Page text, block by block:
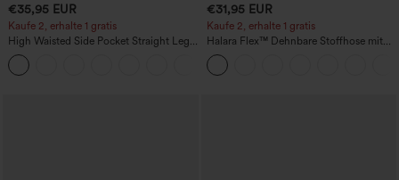
€35,95 EUR
Kaufe 2, erhalte 1 gratis
High Waisted Side Pocket Straight Leg
Work Pants
€31,95 EUR
Kaufe 2, erhalte 1 gratis
Halara Flex™ Dehnbare Stoffhose mit
hohem Bund und Seitentasche hinten